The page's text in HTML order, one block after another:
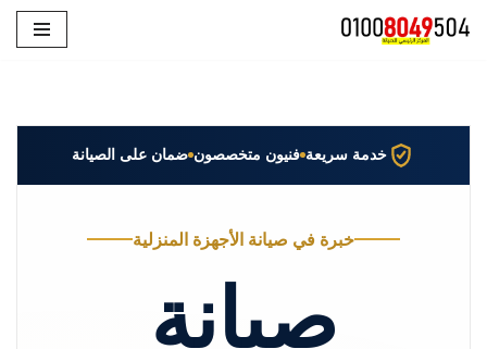
خدمة سريعة فنيون متخصصون ضمان على الصيانة
خبرة في صيانة الأجهزة المنزلية
صيانة